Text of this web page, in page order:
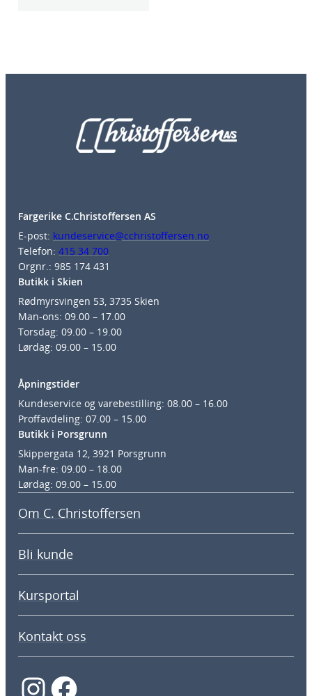
Fargerike C.Christoffersen AS
E-post: kundeservice@cchristoffersen.no
Telefon: 415 34 700
Orgnr.: 985 174 431
Butikk i Skien
Rødmyrsvingen 53, 3735 Skien
Man-ons: 09.00 – 17.00
Torsdag: 09.00 – 19.00
Lørdag: 09.00 – 15.00
Åpningstider
Kundeservice og varebestilling: 08.00 – 16.00
Proffavdeling: 07.00 – 15.00
Butikk i Porsgrunn
Skippergata 12, 3921 Porsgrunn
Man-fre: 09.00 – 18.00
Lørdag: 09.00 – 15.00
Om C. Christoffersen
Bli kunde
Kursportal
Kontakt oss